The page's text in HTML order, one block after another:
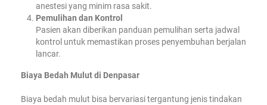
anestesi yang minim rasa sakit.
Pemulihan dan Kontrol
Pasien akan diberikan panduan pemulihan serta jadwal
kontrol untuk memastikan proses penyembuhan berjalan
lancar.
Biaya Bedah Mulut di Denpasar
Biaya bedah mulut bisa bervariasi tergantung jenis tindakan